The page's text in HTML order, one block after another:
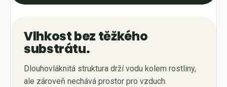
Vlhkost bez těžkého
substrátu.
Dlouhovláknitá struktura drží vodu kolem rostliny,
ale zároveň nechává prostor pro vzduch.